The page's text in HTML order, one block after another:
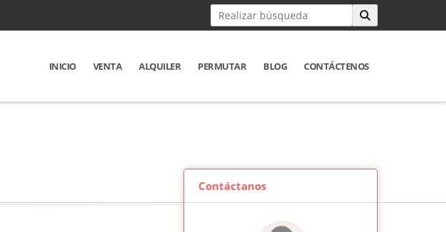
INICIO VENTA ALQUILER PERMUTAR BLOG CONTÁCTENOS
Contáctanos